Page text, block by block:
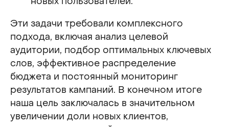
Эти задачи требовали комплексного
подхода, включая анализ целевой
аудитории, подбор оптимальных ключевых
слов, эффективное распределение
бюджета и постоянный мониторинг
результатов кампаний. В конечном итоге
наша цель заключалась в значительном
увеличении доли новых клиентов,